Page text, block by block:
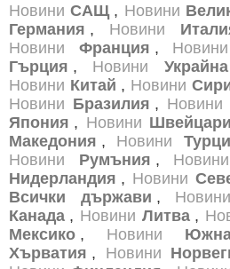
Новини САЩ , Новини
Германия , Новини
Новини
Франция , Новини
Гърция , Новини Украйна
Новини Китай , Новини
Новини Бразилия , Новини
Япония , Новини
Македония , Новини
Новини
Румъния , Новини
Нидерландия , Новини
Всички държави , Новини
Канада , Новини Литва ,
Мексико , Новини
Хърватия , Новини